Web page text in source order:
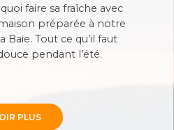
faire sa fraîche avec
préparée à notre
Tout ce qu’il faut
pendant l’été.
PLUS